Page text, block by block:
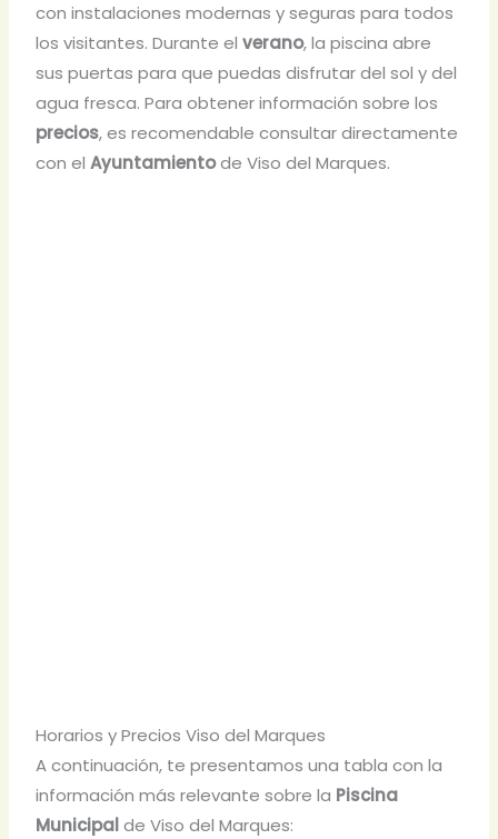
con instalaciones modernas y seguras para todos
los visitantes. Durante elverano, la piscina abre
sus puertas para que puedas disfrutar del sol y del
agua fresca. Para obtener información sobre los
precios, es recomendable consultar directamente
con elAyuntamientode Viso del Marques.
Horarios y Precios Viso del Marques
A continuación, te presentamos una tabla con la
información más relevante sobre la Piscina
Municipalde Viso del Marques: